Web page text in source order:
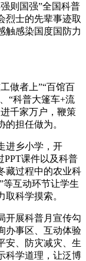
则国强”全国科普
士的先辈事迹取
触感染国度国防力
做者上”“百馆百
“科普大篷车+流
千家万户，鞭策
担任做为。
乡小学，开
PPT课件以及科普
藏过程中的农业科
等互动环节让学生
科学摸索。
展科普月宣传勾
办事区、互动体验
安、防灾减灾、生
科学道理，让泛博